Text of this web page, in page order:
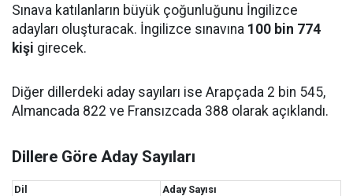
Sınava katılanların büyük çoğunluğunu İngilizce
adayları oluşturacak. İngilizce sınavına 100 bin 774
kişi girecek.
Diğer dillerdeki aday sayıları ise Arapçada 2 bin 545,
Almancada 822 ve Fransızcada 388 olarak açıklandı.
Dillere Göre Aday Sayıları
Dil
Aday Sayısı